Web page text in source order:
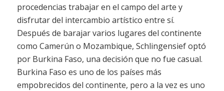
procedencias trabajar en el campo del arte y
disfrutar del intercambio artístico entre sí.
Después de barajar varios lugares del continente
como Camerún o Mozambique, Schlingensief optó
por Burkina Faso, una decisión que no fue casual.
Burkina Faso es uno de los países más
empobrecidos del continente, pero a la vez es uno